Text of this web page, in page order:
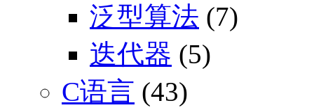
泛型算法 (7)
迭代器 (5)
C语言 (43)